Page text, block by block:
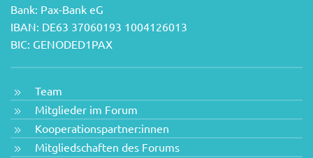
Bank: Pax-Bank eG
IBAN: DE63 37060193 1004126013
BIC: GENODED1PAX
Team
Mitglieder im Forum
Kooperationspartner:innen
Mitgliedschaften des Forums